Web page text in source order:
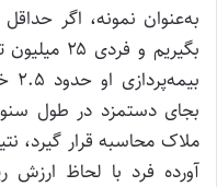
بگیریم و
ملاک محاسبه قرار
آورده فرد با لحاظ